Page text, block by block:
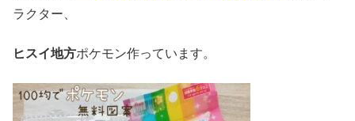
ラクター、
ヒスイ地方ポケモン作っています。